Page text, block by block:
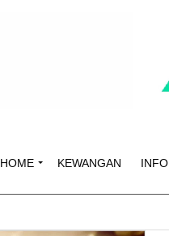
HOME KEWANGAN INFO